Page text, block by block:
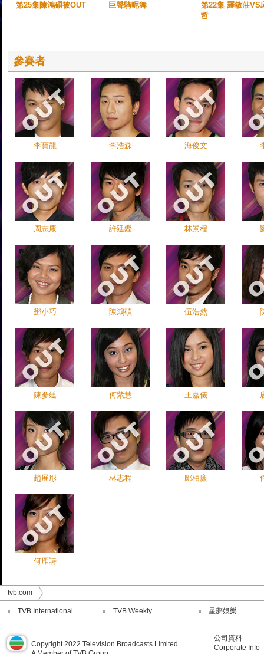
第25集陳鴻碩被OUT 巨聲騎呢舞
第22集 羅敏莊VS
哲
參賽者
李寶龍 李浩森 海俊文
周志康 許廷鏗 林景程
鄧小巧 陳鴻碩 伍浩然
陳彥廷 何紫慧 王嘉儀
趙展彤 林志程 鄺栢廉
何雁詩
tvb.com
TVB International TVB Weekly 星夢娛樂
Copyright 2022 Television Broadcasts Limited
公司資料
Corporate Info